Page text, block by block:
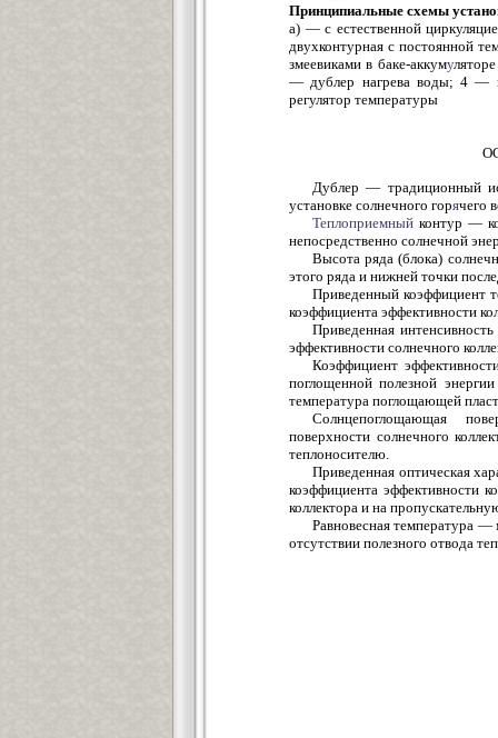
Принципиальные схемы
а) — с естественной
двухконтурная с постоянной
змеевиками в баке-аккуму
— дублер нагрева воды; 4 —
регулятор температуры
Дублер — традиционный
установке солнечного горячего
Теплоприемный контур —
непосредственно солнечной
Высота ряда (блока)
этого ряда и нижней точки
Приведенный коэффициент
коэффициента эффективности
Приведенная
эффективности солнечного
Коэффициент
поглощенной полезной
температура поглощающей
Солнцепоглощающая
поверхности солнечного
теплоносителю.
Приведенная оптическая
коэффициента эффективности
коллектора и на
Равновесная температура —
отсутствии полезного отвода